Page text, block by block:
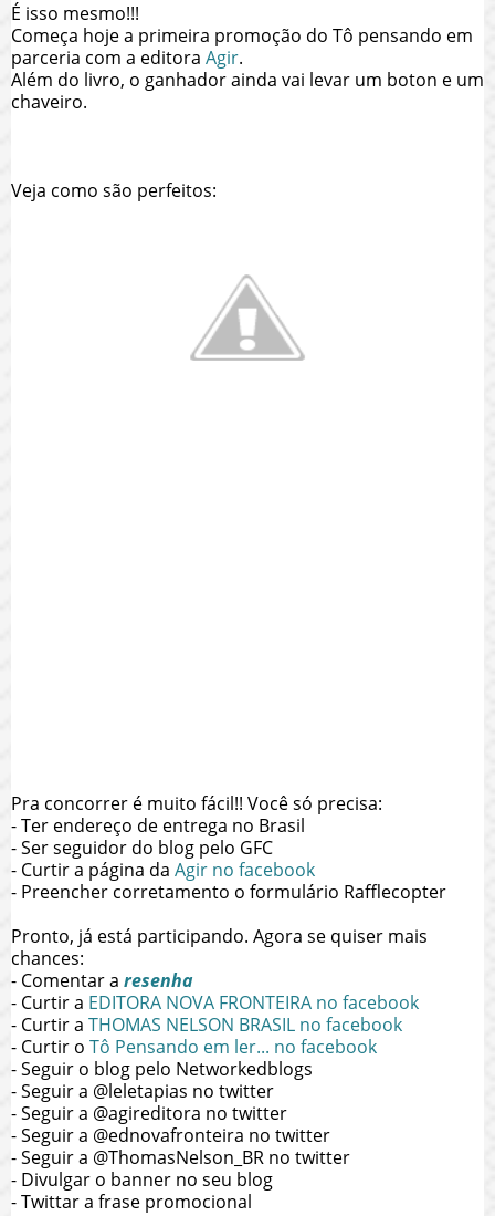
É isso mesmo!!!
Começa hoje a primeira promoção do Tô pensando em
parceria com a editora Agir.
Além do livro, o ganhador ainda vai levar um boton e um
chaveiro.
Veja como são perfeitos:
Pra concorrer é muito fácil!! Você só precisa:
- Ter endereço de entrega no Brasil
- Ser seguidor do blog pelo GFC
- Curtir a página da Agir no facebook
- Preencher corretamento o formulário Rafflecopter
Pronto, já está participando. Agora se quiser mais
chances:
- Comentar a resenha
- Curtir a EDITORA NOVA FRONTEIRA no facebook
- Curtir a THOMAS NELSON BRASIL no facebook
- Curtir o Tô Pensando em ler... no facebook
- Seguir o blog pelo Networkedblogs
- Seguir a @leletapias no twitter
- Seguir a @agireditora no twitter
- Seguir a @ednovafronteira no twitter
- Seguir a @ThomasNelson_BR no twitter
- Divulgar o banner no seu blog
- Twittar a frase promocional